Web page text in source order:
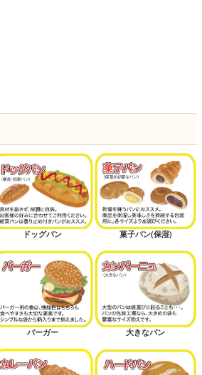
ドッグパン 菓子パン(保湿)
バーガー 大きなパン